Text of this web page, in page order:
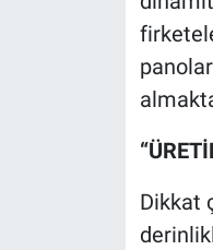
Dikkat